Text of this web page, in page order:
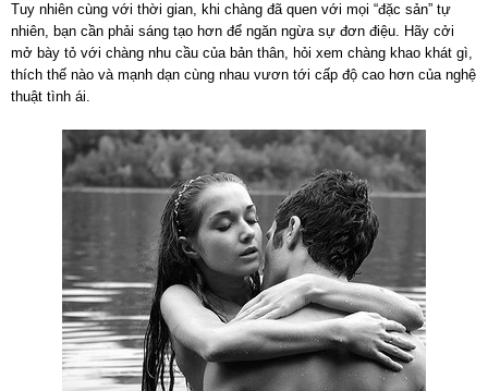
Tuy nhiên cùng với thời gian, khi chàng đã quen với mọi “đặc sản” tự
nhiên, bạn cần phải sáng tạo hơn để ngăn ngừa sự đơn điệu. Hãy cởi
mở bày tỏ với chàng nhu cầu của bản thân, hỏi xem chàng khao khát gì,
thích thế nào và mạnh dạn cùng nhau vươn tới cấp độ cao hơn của nghệ
thuật tình ái.